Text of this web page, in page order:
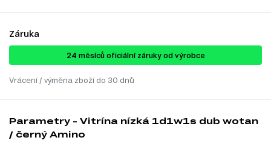
Záruka
24 ​​​​měsíců oficiální záruky od výrobce
Vrácení / výměna zboží do 30 dnů
Parametry - Vitrína nízká 1d1w1s dub wotan
/ černý Amino